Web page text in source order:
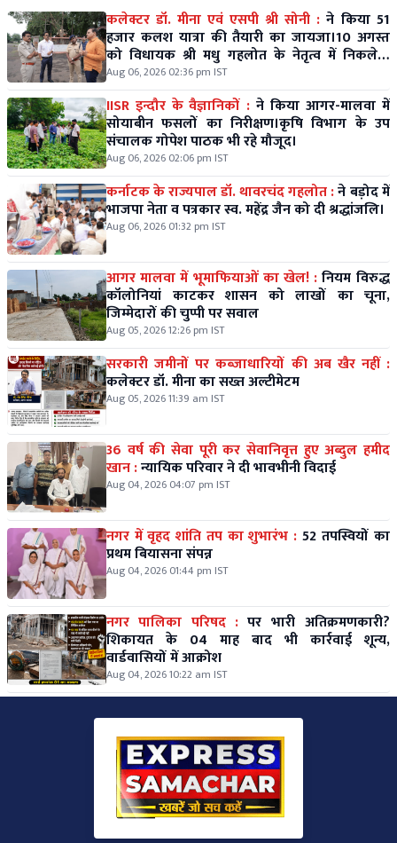
कलेक्टर डॉ. मीना एवं एसपी श्री सोनी : ने किया 51
हजार कलश यात्रा की तैयारी का जायजा।10 अगस्त
को विधायक श्री मधु गहलोत के नेतृत्व में निकलेगी
विशाल कलश यात्रा।
Aug 06, 2026 02:36 pm IST
IISR इन्दौर के वैज्ञानिकों : ने किया आगर-मालवा में
सोयाबीन फसलों का निरीक्षण।कृषि विभाग के उप
संचालक गोपेश पाठक भी रहे मौजूद।
Aug 06, 2026 02:06 pm IST
कर्नाटक के राज्यपाल डॉ. थावरचंद गहलोत :ने बड़ोद में
भाजपा नेता व पत्रकार स्व. महेंद्र जैन को दी श्रद्धांजलि।
Aug 06, 2026 01:32 pm IST
आगर मालवा में भूमाफियाओं का खेल! :नियम विरुद्ध
कॉलोनियां काटकर शासन को लाखों का चूना,
जिम्मेदारों की चुप्पी पर सवाल
Aug 05, 2026 12:26 pm IST
सरकारी जमीनों पर कब्जाधारियों की अब खैर नहीं :
कलेक्टर डॉ. मीना का सख्त अल्टीमेटम
Aug 05, 2026 11:39 am IST
36 वर्ष की सेवा पूरी कर सेवानिवृत्त हुए अब्दुल हमीद
खान :न्यायिक परिवार ने दी भावभीनी विदाई
Aug 04, 2026 04:07 pm IST
नगर में वृहद शांति तप का शुभारंभ : 52 तपस्वियों का
प्रथम बियासना संपन्न
Aug 04, 2026 01:44 pm IST
नगर पालिका परिषद : पर भारी अतिक्रमणकारी?
शिकायत के 04 माह बाद भी कार्रवाई शून्य,
वार्डवासियों में आक्रोश
Aug 04, 2026 10:22 am IST